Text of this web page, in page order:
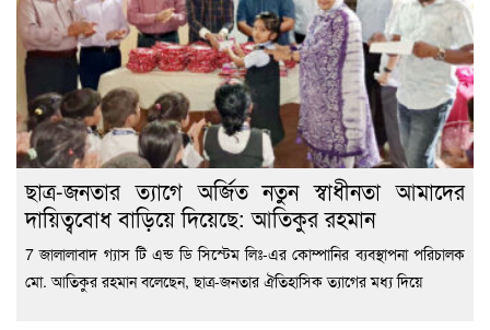
ছাত্র-জনতার ত্যাগে অর্জিত নতুন স্বাধীনতা আমাদের
দায়িত্ববোধ বাড়িয়ে দিয়েছে: আতিকুর রহমান
7 জালালাবাদ গ্যাস টি এন্ড ডি সিস্টেম লিঃ-এর কোম্পানির ব্যবস্থাপনা পরিচালক
মো. আতিকুর রহমান বলেছেন, ছাত্র-জনতার ঐতিহাসিক ত্যাগের মধ্য দিয়ে